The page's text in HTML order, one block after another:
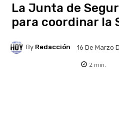
La Junta de
para coordinar la
By Redacción 16 De Marzo
2 min.